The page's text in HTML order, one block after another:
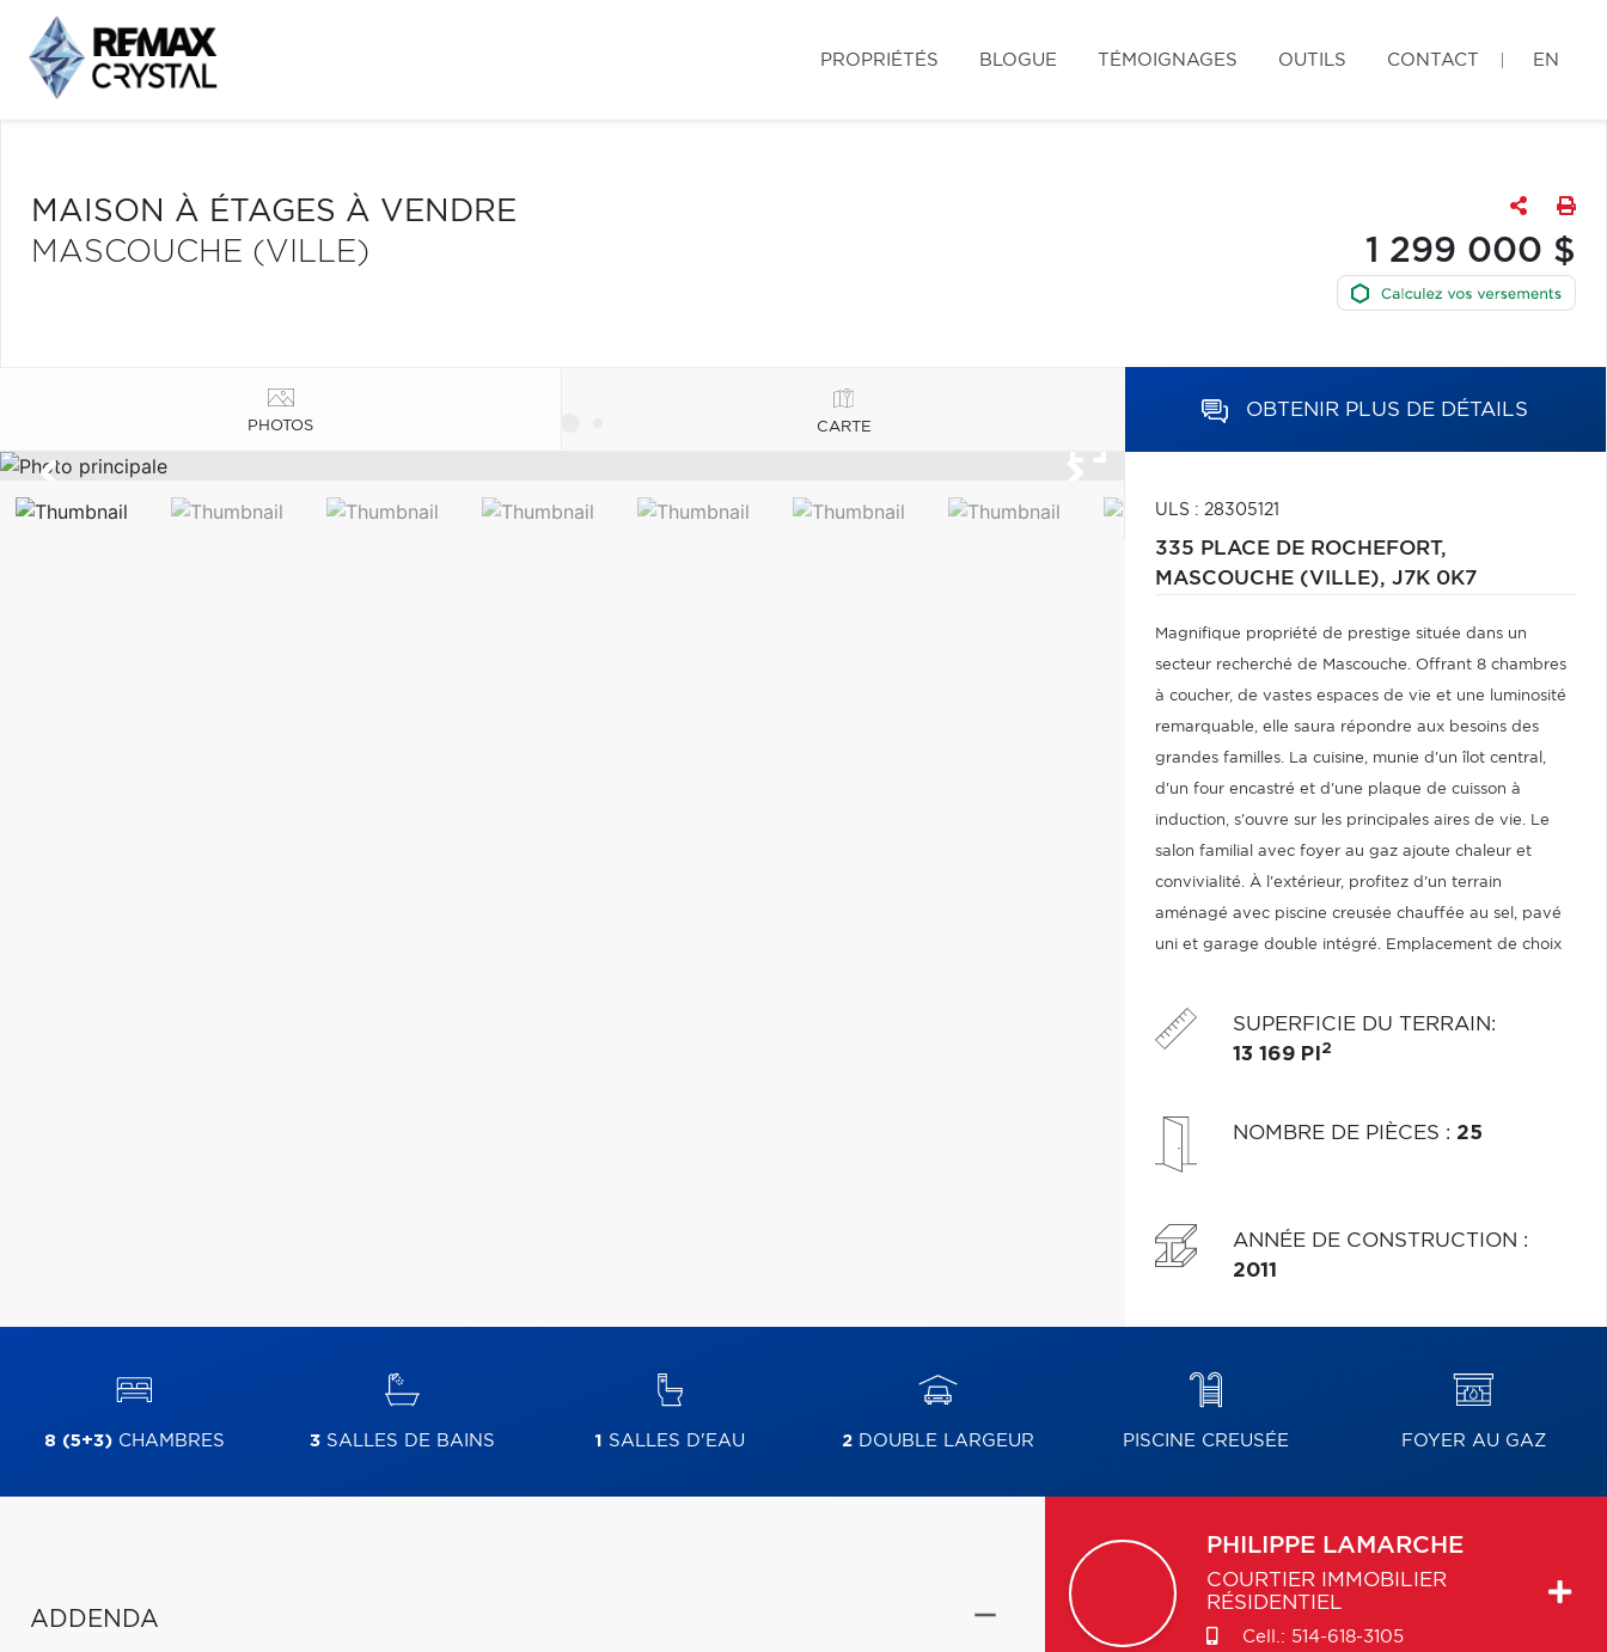
PROPRIÉTÉS BLOGUE TÉMOIGNAGES OUTILS CONTACT EN
MAISON À ÉTAGES À VENDRE
MASCOUCHE (VILLE)
1 299 000 $
PHOTOS CARTE
OBTENIR PLUS DE DÉTAILS
ULS : 28305121
335 PLACE DE ROCHEFORT,
MASCOUCHE (VILLE), J7K 0K7
Magnifique propriété de prestige située dans un
secteur recherché de Mascouche. Offrant 8 chambres
à coucher, de vastes espaces de vie et une luminosité
remarquable, elle saura répondre aux besoins des
grandes familles. La cuisine, munie d'un îlot central,
d'un four encastré et d'une plaque de cuisson à
induction, s'ouvre sur les principales aires de vie. Le
salon familial avec foyer au gaz ajoute chaleur et
convivialité. À l'extérieur, profitez d'un terrain
aménagé avec piscine creusée chauffée au sel, pavé
uni et garage double intégré. Emplacement de choix
axes routiers.
SUPERFICIE DU TERRAIN:
13 169 PI 2
NOMBRE DE PIÈCES : 25
ANNÉE DE CONSTRUCTION :
2011
8 (5+3)CHAMBRES 3SALLES DE BAINS 1 SALLES D'EAU 2DOUBLE LARGEUR PISCINE CREUSÉE FOYER AU GAZ
ADDENDA
PHILIPPE LAMARCHE
COURTIER IMMOBILIER
RÉSIDENTIEL
Cell.: 514-618-3105